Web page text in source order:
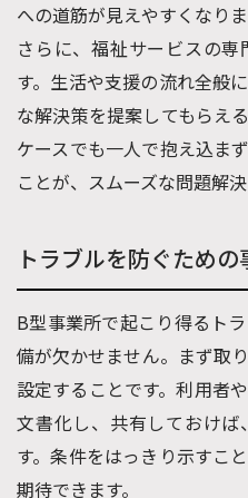
への道筋が見えやすくなりま
さらに、福祉サービスの
す。生活や支援の流れ全般
な解決策を提案してもらえ
ケースでも一人で抱え込ま
ことが、スムーズな問題解決
トラブルを防ぐための
B型事業所で起こり得るト
備が欠かせません。まず取
設定することです。利用者
文書化し、共有しておけ
す。条件をはっきり示すこ
期待できます。